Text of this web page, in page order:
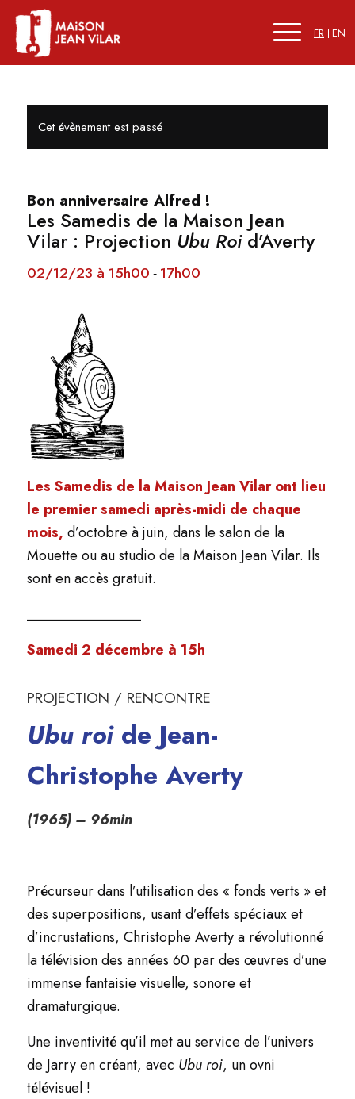
FR EN
Cet évènement est passé
Bon anniversaire Alfred !
Les Samedis de la Maison Jean
Vilar : Projection Ubu Roid’Averty
02/12/23 à 15h00 - 17h00
Les Samedis de la Maison Jean Vilar ont lieu
le premier samedi après-midi de chaque
mois, d’octobre à juin, dans le salon de la
Mouette ou au studio de la Maison Jean Vilar. Ils
sont en accès gratuit.
________________
Samedi 2 décembre à 15h
PROJECTION / RENCONTRE
Ubu roide Jean-
Christophe Averty
(1965) – 96min
Précurseur dans l’utilisation des « fonds verts » et
des superpositions, usant d’effets spéciaux et
d’incrustations, Christophe Averty a révolutionné
la télévision des années 60 par des œuvres d’une
immense fantaisie visuelle, sonore et
dramaturgique.
Une inventivité qu’il met au service de l’univers
de Jarry en créant, avec Ubu roi, un ovni
télévisuel !